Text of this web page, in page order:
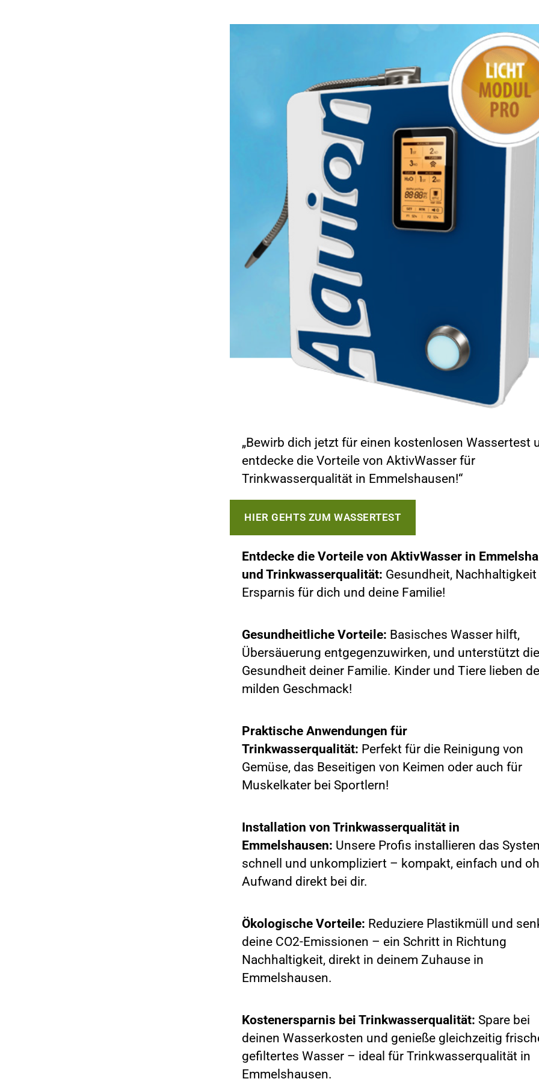
„Bewirb dich jetzt für einen kostenlosen Wassertest
entdecke die Vorteile von AktivWasser für
Trinkwasserqualität in Emmelshausen!“
HIER GEHTS ZUM WASSERTEST
Entdecke die Vorteile von AktivWasser in
und Trinkwasserqualität: Gesundheit,
Ersparnis für dich und deine Familie!
Gesundheitliche Vorteile: Basisches Wasser hilft,
Übersäuerung entgegenzuwirken, und unterstützt die
Gesundheit deiner Familie. Kinder und Tiere lieben
milden Geschmack!
Praktische Anwendungen für
Trinkwasserqualität: Perfekt für die Reinigung von
Gemüse, das Beseitigen von Keimen oder auch für
Muskelkater bei Sportlern!
Installation von Trinkwasserqualität in
Emmelshausen: Unsere Profis installieren das
schnell und unkompliziert – kompakt, einfach und
Aufwand direkt bei dir.
Ökologische Vorteile: Reduziere Plastikmüll und
deine CO2-Emissionen – ein Schritt in Richtung
Nachhaltigkeit, direkt in deinem Zuhause in
Emmelshausen.
Kostenersparnis bei Trinkwasserqualität: Spare bei
deinen Wasserkosten und genieße gleichzeitig
gefiltertes Wasser – ideal für Trinkwasserqualität in
Emmelshausen.